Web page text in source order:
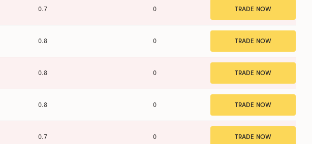
0.7 0 TRADE NOW
0.8 0 TRADE NOW
0.8 0 TRADE NOW
0.8 0 TRADE NOW
0.7 0 TRADE NOW